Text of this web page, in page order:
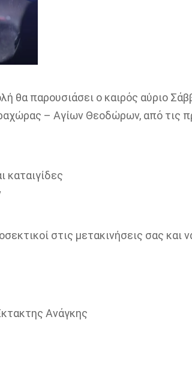
θα παρουσιάσει ο καιρός αύριο
– Αγίων Θεοδώρων, από τις
καταιγίδες
στις μετακινήσεις σας και
Ανάγκης